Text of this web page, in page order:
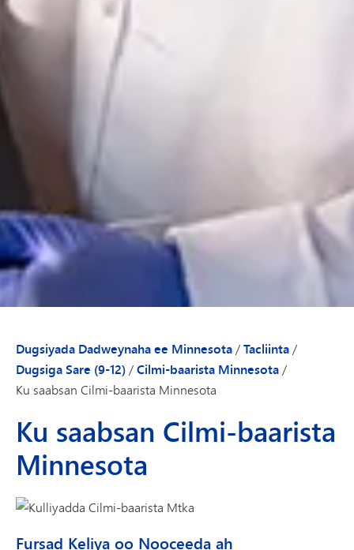
Dugsiyada Dadweynaha ee Minnesota/Tacliinta/
Dugsiga Sare (9-12)/Cilmi-baarista Minnesota/
Ku saabsan Cilmi-baarista Minnesota
Ku saabsan Cilmi-baarista
Minnesota
Fursad Keliya oo Nooceeda ah